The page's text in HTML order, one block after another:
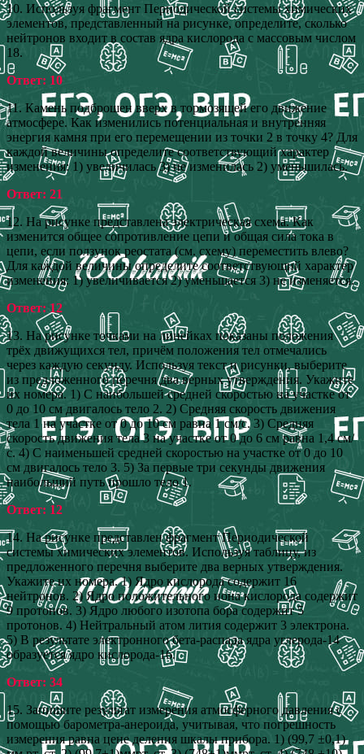
10. Используя фрагмент Периодической системы химических
элементов, представленный на рисунке, определите, сколько
нейтронов входит в состав ядра кислорода с массовым числом
18.
Ответ: 10
11. Камень подброшен вверх в тормозящей его движение
атмосфере. Как изменились потенциальная и внутренняя
энергия камня при его перемещении из точки 2 в точку 4? Для
каждой величины определите соответствующий характер
изменения: 1) увеличилась 3) не изменилась 2) уменьшилась.
Ответ: 21
12. На рисунке представлена электрическая схема. Как
изменится общее сопротивление цепи и общая сила тока в
цепи, если ползунок реостата (см. схему) переместить влево?
Для каждой величины определите соответствующий характер
изменения: 1) увеличивается 2) уменьшается 3) не изменяется.
Ответ: 12
13. На рисунке точками на линейках показаны положения
трёх движущихся тел, причём положения тел отмечались
через каждую секунду. Используя текст и рисунки, выберите
из предложенного перечня два верных утверждения. Укажите
их номера. 1) С наибольшей средней скоростью на участке от
0 до 10 см двигалось тело 2. 2) Средняя скорость движения
тела 1 на участке от 0 до 10 см равна 1 см/с. 3) Средняя
скорость движения тела 3 на участке от 0 до 6 см равна 1,4 см/
с. 4) С наименьшей средней скоростью на участке от 0 до 10
см двигалось тело 3. 5) За первые три секунды движения
наибольший путь прошло тело 1.
Ответ: 12
14. На рисунке представлен фрагмент Периодической
системы химических элементов. Используя таблицу, из
предложенного перечня выберите два верных утверждения.
Укажите их номера. 1) Ядро кислорода содержит 16
нейтронов. 2) Ядро положительного иона кислорода содержит
9 протонов. 3) Ядро любого изотопа бора содержит 5
протонов. 4) Нейтральный атом лития содержит 3 электрона.
5) В результате электронного бета-распада ядра углерода-14
образуется ядро кислорода-16.
Ответ: 34
15. Запишите результат измерения атмосферного давления с
помощью барометра-анероида, учитывая, что погрешность
измерения равна цене деления шкалы прибора. 1) (99,7 ±0,1)